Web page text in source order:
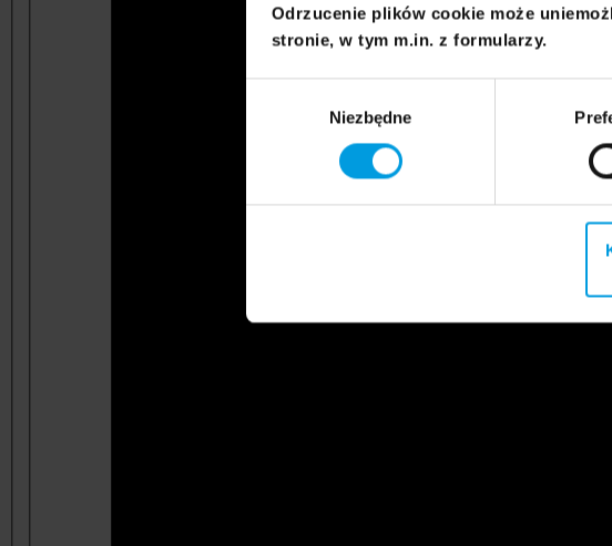
Odrzucenie plików cookie może
stronie, w tym m.in. z formularzy.
Niezbędne